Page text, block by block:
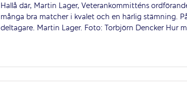
Hallå där, Martin Lager, Veterankommitténs
många bra matcher i kvalet och en härlig stämning.
deltagare. Martin Lager. Foto: Torbjörn Dencker Hur